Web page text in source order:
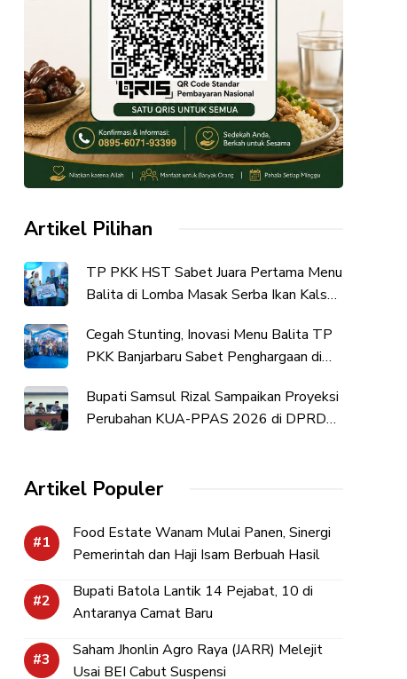
Artikel Pilihan
TP PKK HST Sabet Juara Pertama Menu
Balita di Lomba Masak Serba Ikan Kalsel
Cegah Stunting, Inovasi Menu Balita TP
PKK Banjarbaru Sabet Penghargaan di
Bupati Samsul Rizal Sampaikan Proyeksi
Perubahan KUA-PPAS 2026 di DPRD
Artikel Populer
Food Estate Wanam Mulai Panen, Sinergi
Pemerintah dan Haji Isam Berbuah Hasil
Bupati Batola Lantik 14 Pejabat, 10 di
Antaranya Camat Baru
Saham Jhonlin Agro Raya (JARR) Melejit
Usai BEI Cabut Suspensi